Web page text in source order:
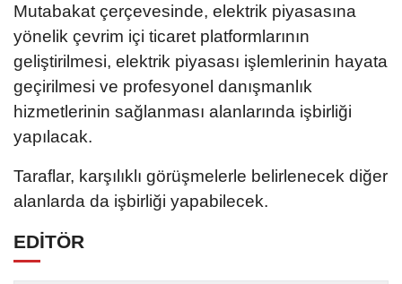
Mutabakat çerçevesinde, elektrik piyasasına
yönelik çevrim içi ticaret platformlarının
geliştirilmesi, elektrik piyasası işlemlerinin hayata
geçirilmesi ve profesyonel danışmanlık
hizmetlerinin sağlanması alanlarında işbirliği
yapılacak.
Taraflar, karşılıklı görüşmelerle belirlenecek diğer
alanlarda da işbirliği yapabilecek.
EDİTÖR